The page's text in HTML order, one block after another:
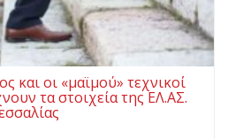
και οι «μαϊμού» τεχνικοί
τα στοιχεία της ΕΛ.ΑΣ.